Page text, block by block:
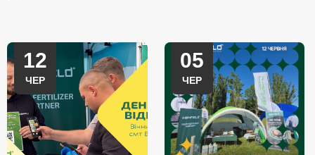
12
ЧЕР
05
ЧЕР